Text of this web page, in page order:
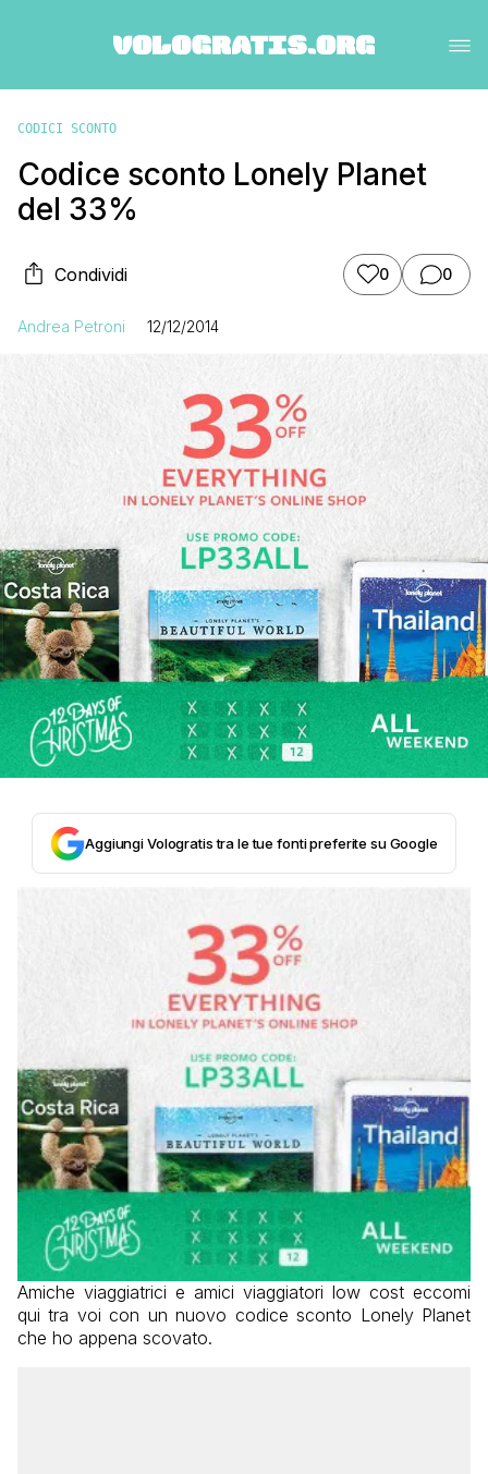
CODICI SCONTO
Codice sconto Lonely Planet
del 33%
Condividi 0 0
Andrea Petroni 12/12/2014
Aggiungi Vologratis tra le tue fonti preferite su Google
Amiche viaggiatrici e amici viaggiatori low cost eccomi
qui tra voi con un nuovo codice sconto Lonely Planet
che ho appena scovato.